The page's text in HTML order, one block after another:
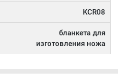
KCR08
бланкета для
изготовления ножа